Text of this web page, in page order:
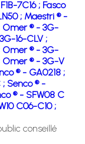
7C16 ; Fasco
; Maestri ® -
Omer ® - 3G-
16-CLV ;
Omer ® - 3G-
Omer ® - 3G-V
® - GA0218 ;
; Senco ® -
® - SFW08 C
C06-C10 ;
conseillé